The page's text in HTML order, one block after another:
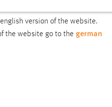
version of the website.
the website go to the german